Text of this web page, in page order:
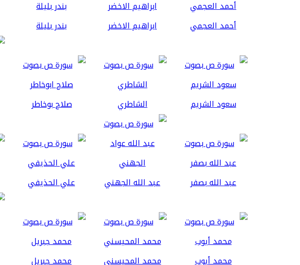
أحمد العجمي ابراهيم الاخضر بندر بليلة
سعود الشريم الشاطري صلاح بوخاطر
عبد الله بصفر عبد الله الجهني علي الحذيفي
محمد أيوب محمد المحيسني محمد جبريل